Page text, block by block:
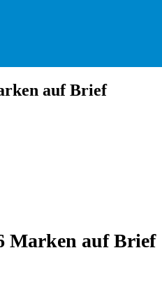
auf Brief
Marken auf Brief